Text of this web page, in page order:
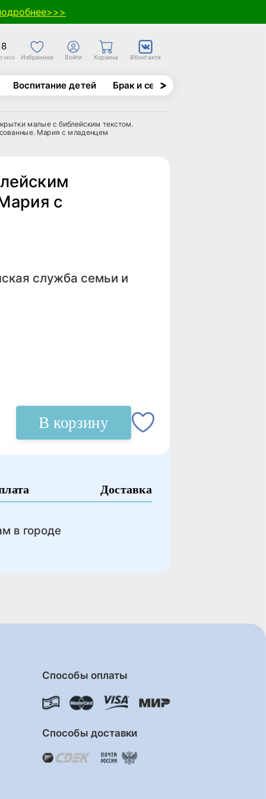
МСК Избранное Войти Корзина ВКонтакте
Воспитание детей Брак и семья
малые с библейским текстом.
Мария с младенцем
с
служба семьи и
В корзину
Доставка
в городе
Способы оплаты
Способы доставки